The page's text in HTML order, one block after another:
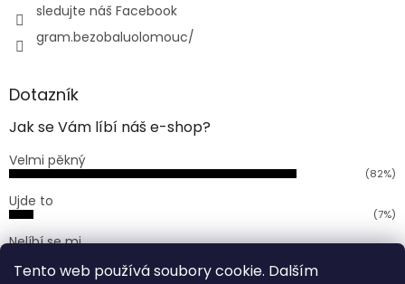
Tento web používá soubory cookie. Dalším
sledujte náš Facebook
gram.bezobaluolomouc/
Dotazník
Jak se Vám líbí náš e-shop?
Velmi pěkný
(82%)
Ujde to
(7%)
Nelíbí se mi